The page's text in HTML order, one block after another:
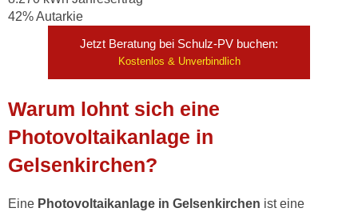
42% Autarkie
Jetzt Beratung bei Schulz-PV buchen:
Kostenlos & Unverbindlich
Warum lohnt sich eine
Photovoltaikanlage in
Gelsenkirchen?
Eine Photovoltaikanlage in Gelsenkirchen ist eine